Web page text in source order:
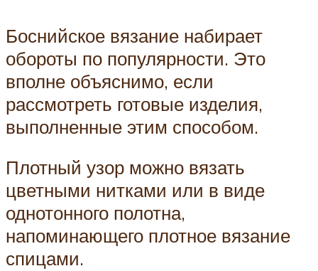
Боснийское вязание набирает
обороты по популярности. Это
вполне объяснимо, если
рассмотреть готовые изделия,
выполненные этим способом.
Плотный узор можно вязать
цветными нитками или в виде
однотонного полотна,
напоминающего плотное вязание
спицами.